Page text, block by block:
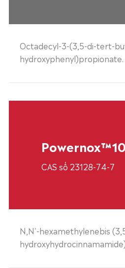
Octadecyl-3-(3,5-di-tert-
hydroxyphenyl)propionate.
CAS số 23128-74-7
N,N'-hexamethylenebis